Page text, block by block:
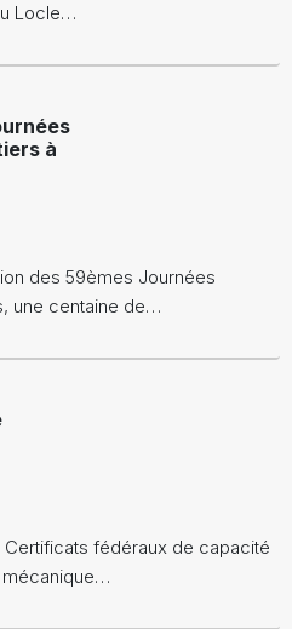
Locle…
à
des 59èmes Journées
une centaine de…
fédéraux de capacité
mécanique…